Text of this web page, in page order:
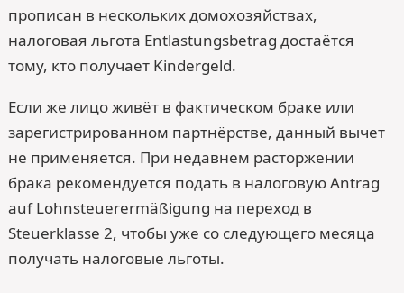
прописан в нескольких домохозяйствах,
налоговая льгота Entlastungsbetrag достаётся
тому, кто получает Kindergeld.
Если же лицо живёт в фактическом браке или
зарегистрированном партнёрстве, данный вычет
не применяется. При недавнем расторжении
брака рекомендуется подать в налоговую Antrag
auf Lohnsteuerermäßigung на переход в
Steuerklasse 2, чтобы уже со следующего месяца
получать налоговые льготы.